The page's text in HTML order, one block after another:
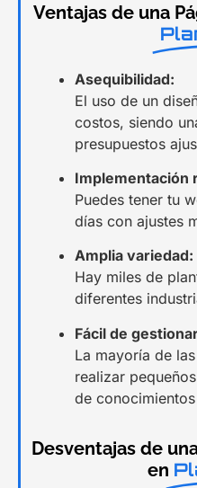
Ventajas de una
Asequibilidad:
El uso de un
costos, siendo
presupuestos
Implementación
Puedes tener tu
días con ajustes
Amplia variedad:
Hay miles de
diferentes
Fácil de
La mayoría de
realizar
de
Desventajas de
en